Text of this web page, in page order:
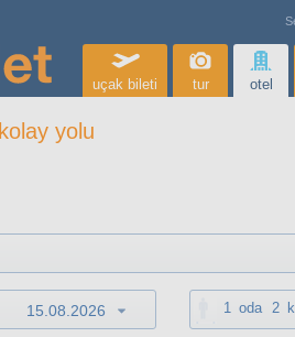
uçak bileti tur otel
kolay yolu
1 oda 2